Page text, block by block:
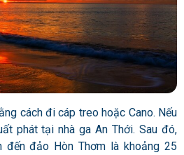
cách đi cáp treo hoặc Cano. Nếu
phát tại nhà ga An Thới. Sau đó,
đến đảo Hòn Thơm là khoảng 25